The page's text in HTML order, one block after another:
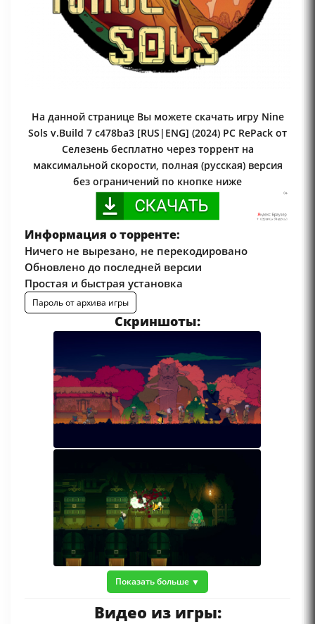
На данной странице Вы можете скачать игру Nine
Sols v.Build 7 c478ba3 [RUS|ENG] (2024) PC RePack от
Селезень бесплатно через торрент на
максимальной скорости, полная (русская) версия
без ограничений по кнопке ниже
Информация о торренте:
Ничего не вырезано, не перекодировано
Обновлено до последней версии
Простая и быстрая установка
Пароль от архива игры
Скриншоты:
Показать больше
Видео из игры: